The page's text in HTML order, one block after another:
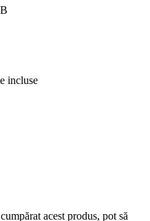
incluse
acest produs, pot să